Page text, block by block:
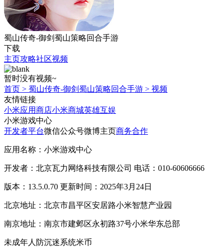
蜀山传奇-御剑蜀山策略回合手游
下载
主页攻略社区视频
暂时没有视频~
首页 > 蜀山传奇-御剑蜀山策略回合手游 > 视频
友情链接
小米应用商店小米商城英雄互娱
小米游戏中心
开发者平台微信公众号微博主页商务合作
应用名称：小米游戏中心
开发者：北京瓦力网络科技有限公司 电话：010-60606666
版本：13.5.0.70 更新时间：2025年3月24日
北京地址：北京市昌平区安居路小米智慧产业园
南京地址：南京市建邺区永初路37号小米华东总部
未成年人防沉迷系统米币